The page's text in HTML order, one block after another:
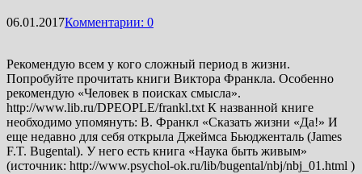
06.01.2017Комментарии: 0
Рекомендую всем у кого сложный период в жизни.
Попробуйте прочитать книги Виктора Франкла. Особенно
рекомендую «Человек в поисках смысла».
http://www.lib.ru/DPEOPLE/frankl.txt К названной книге
необходимо упомянуть: В. Франкл «Сказать жизни «Да!» И
еще недавно для себя открыла Джеймса Бьюдженталь (James
F.T. Bugental). У него есть книга «Наука быть живым»
(источник: http://www.psychol-ok.ru/lib/bugental/nbj/nbj_01.html )